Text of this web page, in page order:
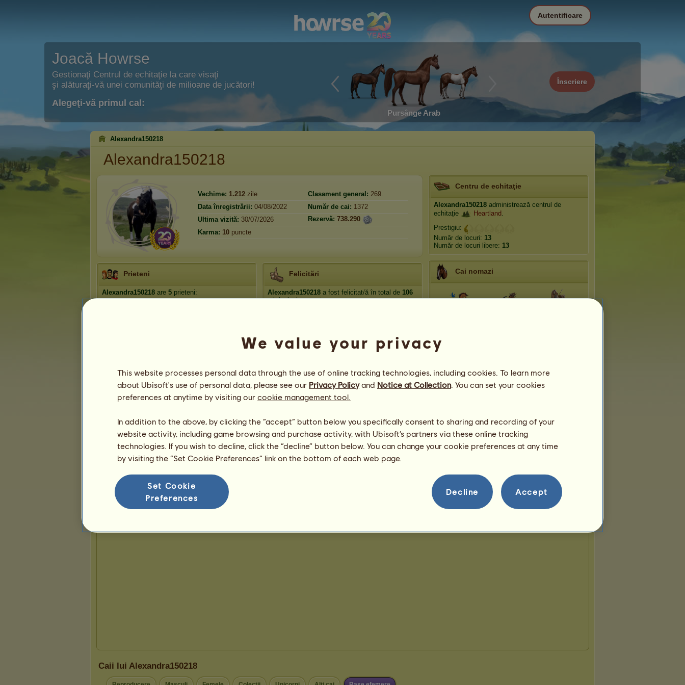
Joacă Howrse
Gestionaţi Centrul de echitaţie la care visaţi
şi alăturaţi-vă unei comunităţi de milioane de jucători!
Alegeţi-vă primul cal:
Pursânge Arab
Înscriere
Autentificare
Alexandra150218
Alexandra150218
Vechime: 1.212 zile Clasament general: 269.
Data înregistrării: 04/08/2022 Număr de cai: 1372
Ultima vizită: 30/07/2026 Rezervă: 738.290
Karma: 10 puncte
Prieteni
Alexandra150218 are 5 prieteni:
Felicitări
Alexandra150218 a fost felicitat/ă în total de 106
ori, inclusiv recent:
Glasgow93
Acum 229 zile
Acum 267 zile
Centru de echitaţie
Alexandra150218 administrează centrul de
echitaţie
Heartland.
Prestigiu:
Număr de locuri: 13
Număr de locuri libere: 13
Cai nomazi
Musical
Prezentare
Caii lui Alexandra150218
We value your privacy
This website processes personal data through the use of online tracking technologies, including cookies. To learn more
about Ubisoft's use of personal data, please see our Privacy Policyand Notice at Collection. You can set your cookies
preferences at anytime by visiting our cookie management tool.
In addition to the above, by clicking the “accept” button below you specifically consent to sharing and recording of your
website activity, including game browsing and purchase activity, with Ubisoft’s partners via these online tracking
technologies. If you wish to decline, click the “decline” button below. You can change your cookie preferences at any time
by visiting the “Set Cookie Preferences” link on the bottom of each web page.
Set Cookie
Preferences
Decline Accept